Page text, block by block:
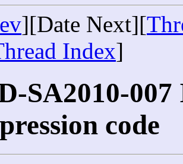
][Date Next][
Index]
SA2010-
code